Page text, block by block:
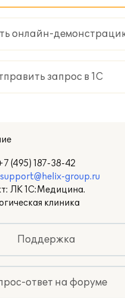
онлайн-
запрос в 1С
(495) 187-38-42
support@helix-group.ru
ЛК 1С:Медицина.
клиника
Поддержка
ответ на форуме